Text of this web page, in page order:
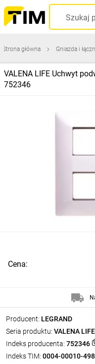
Strona główna Gniazda i
VALENA LIFE Uchwyt
752346
Producent: LEGRAND
Seria produktu: VALENA LIFE
Indeks producenta: 752346
Indeks TIM: 0004-00010-
Cena: